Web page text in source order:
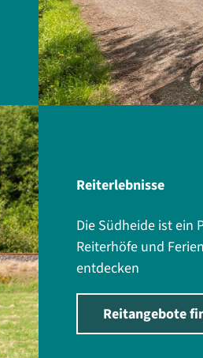
Reiterlebnisse
Die Südheide ist ein
Reiterhöfe und
entdecken
Reitangebote